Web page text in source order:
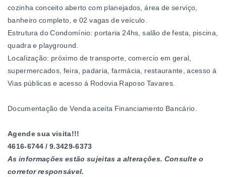
cozinha conceito aberto com planejados, área de serviço,
banheiro completo, e 02 vagas de veículo.
Estrutura do Condomínio: portaria 24hs, salão de festa, piscina,
quadra e playground.
Localização: próximo de transporte, comercio em geral,
supermercados, feira, padaria, farmácia, restaurante, acesso á
Vias públicas e acesso á Rodovia Raposo Tavares.
Documentação de Venda aceita Financiamento Bancário.
Agende sua visita!!!
4616-6744 / 9.3429-6373
As informações estão sujeitas a alterações. Consulte o
corretor responsável.